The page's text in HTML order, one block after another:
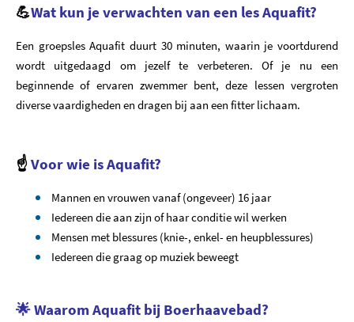
💪Wat kun je verwachten van een les Aquafit?
Een groepsles Aquafit duurt 30 minuten, waarin je voortdurend
wordt uitgedaagd om jezelf te verbeteren. Of je nu een
beginnende of ervaren zwemmer bent, deze lessen vergroten
diverse vaardigheden en dragen bij aan een fitter lichaam.
☝️Voor wie is Aquafit?
Mannen en vrouwen vanaf (ongeveer) 16 jaar
Iedereen die aan zijn of haar conditie wil werken
Mensen met blessures (knie-, enkel- en heupblessures)
Iedereen die graag op muziek beweegt
🌟Waarom Aquafit bij Boerhaavebad?